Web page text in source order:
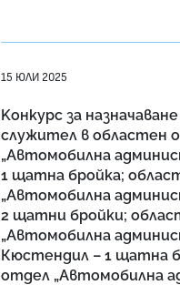
15 ЮЛИ 2025
Kонкурс за
служител в областен
„Автомобилна
1 щатна бройка;
„Автомобилна
2 щатни бройки;
„Автомобилна
Кюстендил – 1 щатна
отдел „Автомобилна